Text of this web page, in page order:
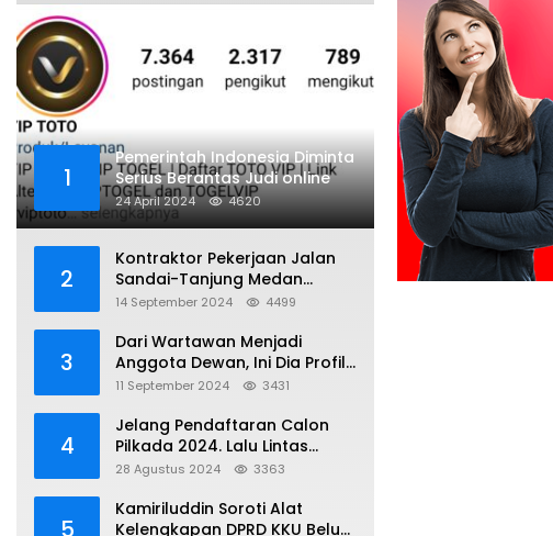
1
Pemerintah Indonesia Diminta
Serius Berantas Judi online
24 April 2024 4620
2
Kontraktor Pekerjaan Jalan
Sandai-Tanjung Medan
diduga Menggunakan Matrial
14 September 2024 4499
3
Dari Wartawan Menjadi
Anggota Dewan, Ini Dia Profil
Kamiriludin Anggota DPRD
11 September 2024 3431
4
Jelang Pendaftaran Calon
Pilkada 2024. Lalu Lintas
Kayong Utara Aman dan
28 Agustus 2024 3363
5
Kamiriluddin Soroti Alat
Kelengkapan DPRD KKU Belum